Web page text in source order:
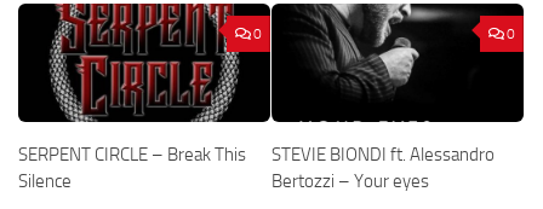
0
SERPENT CIRCLE – Break This
Silence
0
STEVIE BIONDI ft. Alessandro
Bertozzi – Your eyes